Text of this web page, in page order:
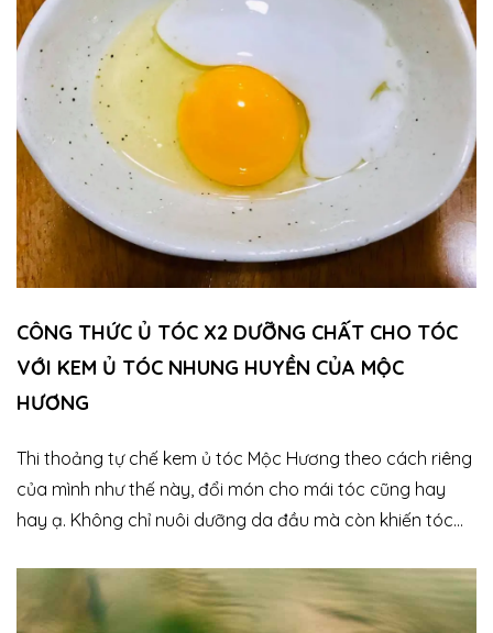
làm Mộc Hương đau đầu cơ, Vì đâu phải chỉ mỗi tắm
được đâu, còn có 1001 công dụng khác nữa mà khó có
thể viết hết trên nhãn, ví dụ như: Rửa mặt siêu thích, da
mụn cám, mụn ẩn, mụn đầu đen gặp em nó đánh bay
luôn Rửa tay vừa sạch vừa mềm mại, không bị khô da
Rửa trái cây, rau củ để loại bỏ lớp sáp, sạch sẽ ăn cả vỏ
Rửa bình sữa, đồ chơi cho con trẻ Thậm chí pha nước
tưới cây cũng tốt .... Mới nhiêu đó công dụng thì bạn biết
loại xà phòng tự nhiên này an toàn thế nào rồi, đúng
không ạ. Bật mí chút sữa tắm này dạng gel đậm đặc, có
tinh dầu bạc hà nên sẽ mang lại cảm giác the mát trên
da trong và sau khi tắm. Nếu bạn thích sự mát mẻ, ghét
cái cảm giác chưa bước chân ra khỏi nhà tắm mà đã
nhễ nhại mồ hôi tuôn thì nên thử em nó. Max phê! Giá siêu
250ml, 300k/chai 500ml (khiêm tốn nên không nói trên
Thế giới thôi ạ chứ thực ra trên thế giới tìm cũng hơi khó
^^).
CÔNG THỨC Ủ TÓC X2 DƯỠNG CHẤT CHO TÓC
VỚI KEM Ủ TÓC NHUNG HUYỀN CỦA MỘC
HƯƠNG
Thi thoảng tự chế kem ủ tóc Mộc Hương theo cách riêng
của mình như thế này, đổi món cho mái tóc cũng hay
hay ạ. Không chỉ nuôi dưỡng da đầu mà còn khiến tóc
Đặc biệt, với những chị em có tóc hoặc da đầu dầu thì
lòng trắng trứng sẽ là lựa chọn phù hợp hơn vì nó có thể